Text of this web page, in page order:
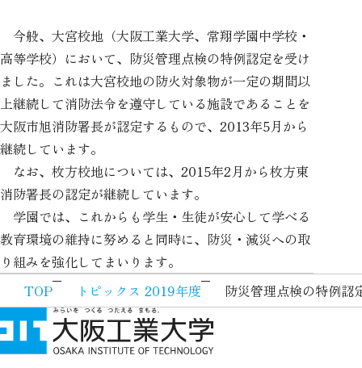
今般、大宮校地（大阪工業大学、常翔学園中学校・
高等学校）において、防災管理点検の特例認定を受け
ました。これは大宮校地の防火対象物が一定の期間以
上継続して消防法令を遵守している施設であることを
大阪市旭消防署長が認定するもので、2013年5月から
継続しています。
なお、枚方校地については、2015年2月から枚方東
消防署長の認定が継続しています。
学園では、これからも学生・生徒が安心して学べる
教育環境の維持に努めると同時に、防災・減災への取
り組みを強化してまいります。
TOP
トピックス 2019年度 防災管理点検の特例認